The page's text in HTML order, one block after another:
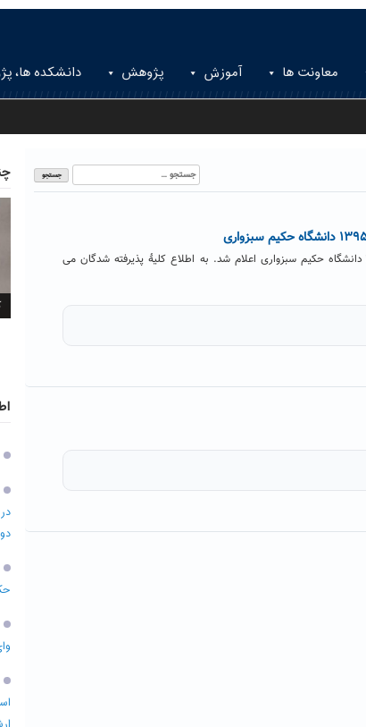
معاونت ها آموزش پژوهش دانشکده ها،
جستجو
برای:
اسامی پذیرفته­ شدگان آزمون دکتری سال تحصیلی ۱۳۹۵ دانشگاه حکیم سبزواری اعلام شد. به اطلاع کلیۀ پذیرفته­ شدگان می
دوم